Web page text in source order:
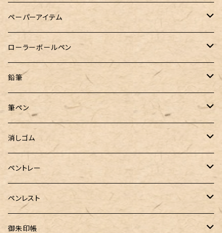
Ystudio（ワイスタジオ）
Nahvalur(ナーヴァル)
TaG サブマリン万年筆 限定ペン先ゴールドプレート
CROSS（クロス）
Sheaffer（シェーファー）
MONTEVERDE（モンテベルデ）
MONTBLANC（モンブラン）
Sheaffer（シェーファー）
マーベラスウッド
トライカラーボールペン
バディ【Mark II(マークツー)】
HUGO BOSS (ヒューゴ ボス)
PARKER(パーカー)
CROSS(クロス)
ANTOU（アントウ）
PenC mini
スタイルフィット ゲルインク
RETRO51
Kaweco（カヴェコ）
Ystudio（ワイスタジオ）
エルバン
早川式繰出鉛筆
三菱鉛筆
クルトガ ウッド
ぺんてる
ラミー
ラダイト
PILOT（パイロット）
カスタム
RHODIA(ロディア)
KAYOU＋(カーユプラス)
IWI（アイダブリューアイ）
Ystudio（ワイスタジオ）
ラダイト
Steef&Co.（スティーフ）
富士瘤クラフト
ペーパーアイテム
ヌルリフィル
irofulインクカード
神戸派計画
すずめや
ローラーボールペン
FONTE
ローラーボール 6色キャップ付
鉛筆
サンスター文具
筆ペン
Fonte
消しゴム
消しゴムケース
バハギア&クラフト
ツイスト消しゴム
MONS ORIS (モンズオーリス)
ペントレー
革製ペントレー
ペンレスト
ボルトレッティ
御朱印帳